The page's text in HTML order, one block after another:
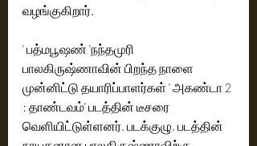
வழங்குகிறார்.
' பத்மபூஷண் 'நந்தமுரி
பாலகிருஷ்ணாவின் பிறந்த நாளை
முன்னிட்டு தயாரிப்பாளர்கள் ' அகண்டா 2
: தாண்டவம்' படத்தின் டீசரை
வெளியிட்டுள்ளனர். படக்குழு, படத்தின்